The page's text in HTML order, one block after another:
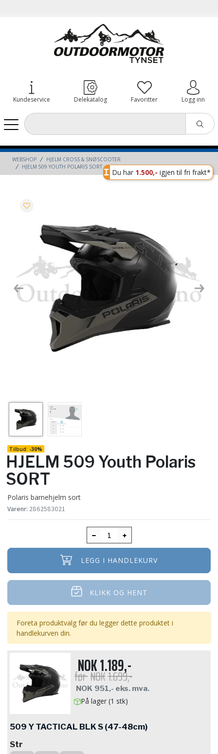
Kundeservice Delekatalog Favoritter Logg inn
WEBSHOP
HJELM CROSS & SNØSCOOTER
HJELM 509 YOUTH POLARIS SORT
Du har 1.500,- igjen til fri frakt*
Previous Next
Tilbud: -30%
HJELM 509 Youth Polaris
SORT
Polaris barnehjelm sort
Varenr: 2862583021
LEGG I HANDLEKURV
KLIKK OG HENT
Foreta produktvalg før du legger dette produktet i
handlekurven din.
NOK1.189,-
førNOK1.699,-
NOK 951,- eks. mva.
På lager (1 stk)
509 Y TACTICAL BLK S (47-48cm)
Str